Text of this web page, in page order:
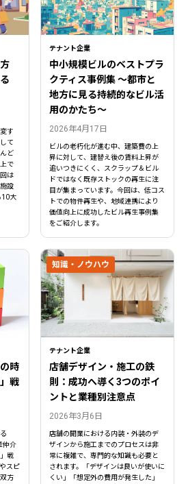
す
て
ど
で
は
設
10大
テナント企業
中小規模ビルのベストプラ
クティス事例集 ～都市と
地方に見る持続的なビル活
用のかたち～
2026年4月17日
ビルの老朽化が進む中、建築費の上
昇に対して、建替え後の賃料上昇が
追いつきにくく、スクラップ＆ビル
ドではなく既存ストックの再生に注
目が集まっています。今回は、低コス
トでの物件再生や、地域連携により
価値向上に成功したビル再生事例集
をご紹介します。
時
戦
仲介
戦
スピ
方
テナント企業
店舗デザイン・施工の鉄
則：成功へ導く3つのポイ
ントと業種別注意点
2026年3月6日
店舗の開業における内装・外装のデ
ザインから施工までのプロセスは非
常に複雑で、専門的な知識も必要と
されます。「デザインは良いが使いに
くい」「想定外の費用が発生した」
知識・ノウハウ